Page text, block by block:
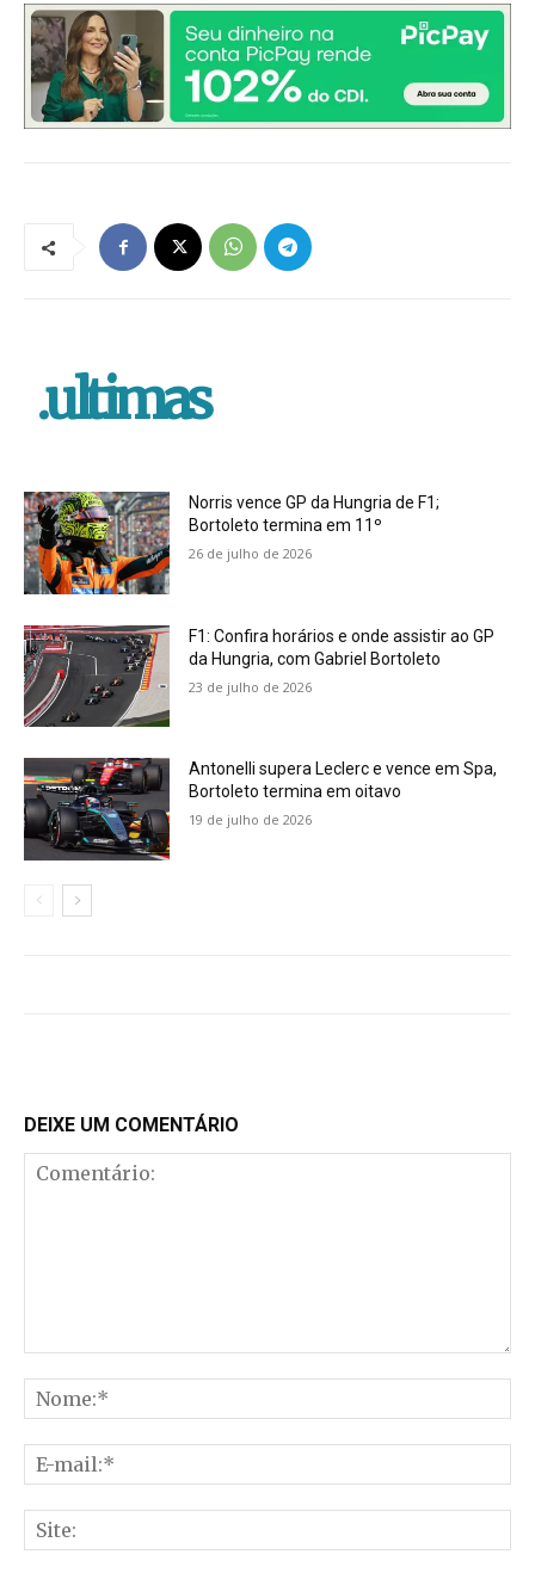
.ultimas
Norris vence GP da Hungria de F1;
Bortoleto termina em 11º
26 de julho de 2026
F1: Confira horários e onde assistir ao GP
da Hungria, com Gabriel Bortoleto
23 de julho de 2026
Antonelli supera Leclerc e vence em Spa,
Bortoleto termina em oitavo
19 de julho de 2026
DEIXE UM COMENTÁRIO